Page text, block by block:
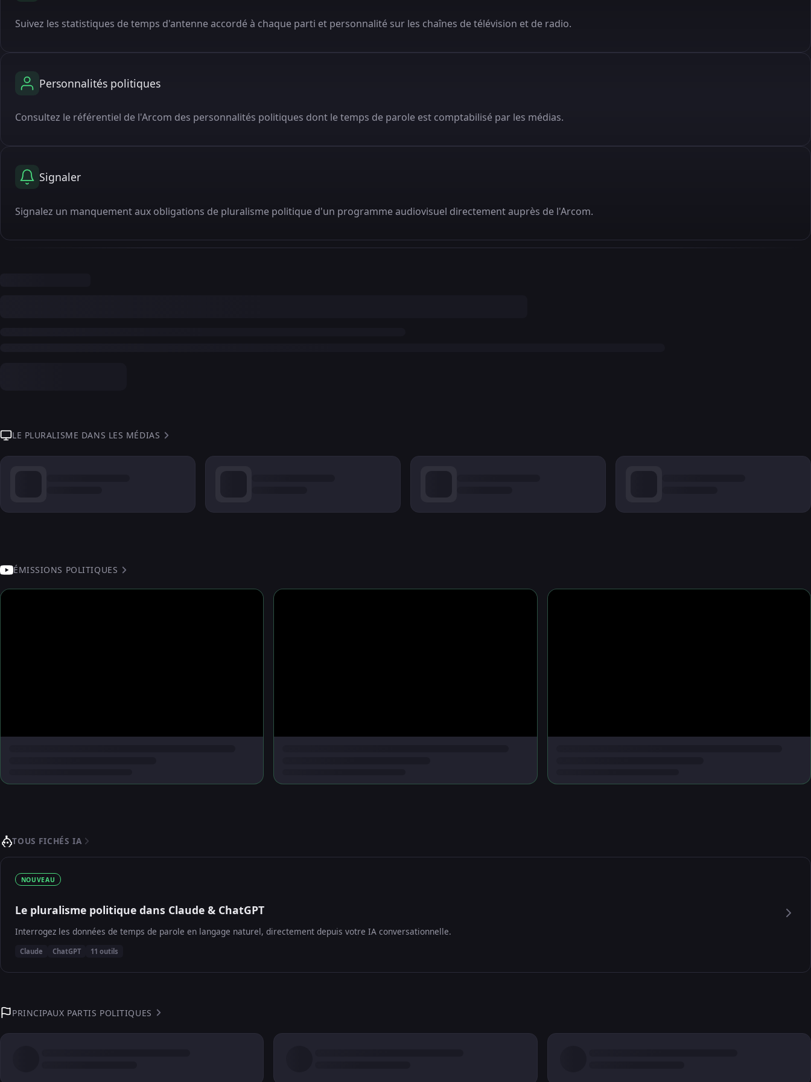
Suivez les statistiques de temps d'antenne accordé à chaque parti et personnalité sur les chaînes de télévision et de radio.
Personnalités politiques
Consultez le référentiel de l'Arcom des personnalités politiques dont le temps de parole est comptabilisé par les médias.
Signaler
Signalez un manquement aux obligations de pluralisme politique d'un programme audiovisuel directement auprès de l'Arcom.
LE PLURALISME DANS LES MÉDIAS
ÉMISSIONS POLITIQUES
TOUS FICHÉS IA
NOUVEAU
Le pluralisme politique dans Claude & ChatGPT
Interrogez les données de temps de parole en langage naturel, directement depuis votre IA conversationnelle.
Claude ChatGPT 11 outils
PRINCIPAUX PARTIS POLITIQUES